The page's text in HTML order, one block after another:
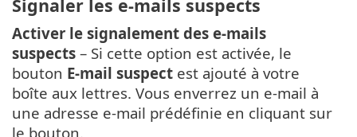
Signaler les e-mails suspects
Activer le signalement des e-mails
suspects – Si cette option est activée, le
bouton E-mail suspect est ajouté à votre
boîte aux lettres. Vous enverrez un e-mail à
une adresse e-mail prédéfinie en cliquant sur
le bouton.